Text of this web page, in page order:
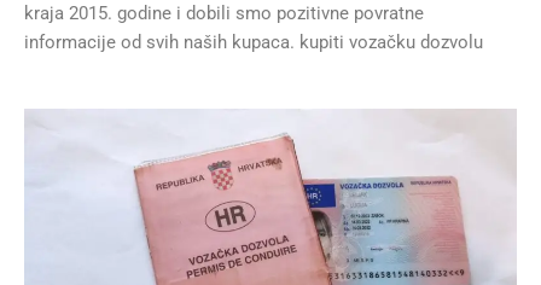
kraja 2015. godine i dobili smo pozitivne povratne
informacije od svih naših kupaca. kupiti vozačku dozvolu